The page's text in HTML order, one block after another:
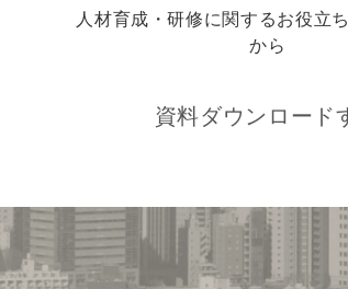
人材育成・研修に関するお役立
から
資料ダウンロード